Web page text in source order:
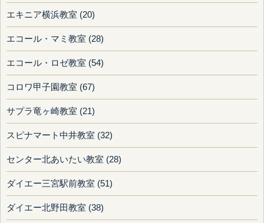
エキニア横浜教室 (20)
エコール・マミ教室 (28)
エコール・ロゼ教室 (54)
コロワ甲子園教室 (67)
サプラ竜ヶ崎教室 (21)
スピナマート中井教室 (32)
センター北あいたい教室 (28)
ダイエー三宮駅前教室 (51)
ダイエー北野田教室 (38)